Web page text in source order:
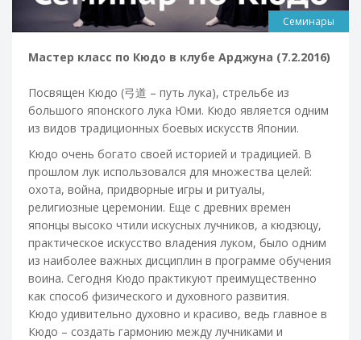
Семинары
Мастер класс по Кюдо в клубе Арджуна (7.2.2016)
Посвящен Кюдо (弓道 – путь лука), стрельбе из
большого японского лука Юми. Кюдо является одним
из видов традиционных боевых искусств Японии.
Кюдо очень богато своей историей и традицией. В
прошлом лук использовался для множества целей:
охота, война, придворные игры и ритуалы,
религиозные церемонии. Еще с древних времен
японцы высоко чтили искусных лучников, а кюдзюцу,
практическое искусство владения луком, было одним
из наиболее важных дисциплин в программе обучения
воина. Сегодня Кюдо практикуют преимущественно
как способ физического и духовного развития.
Кюдо удивительно духовно и красиво, ведь главное в
Кюдо – создать гармонию между лучниками и